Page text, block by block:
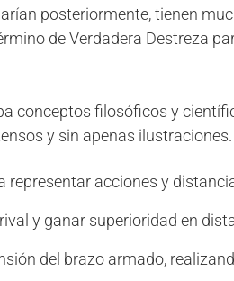
posteriormente, tienen
de Verdadera Destreza
conceptos filosóficos y
y sin apenas ilustraciones.
representar acciones y
y ganar superioridad en
del brazo armado,